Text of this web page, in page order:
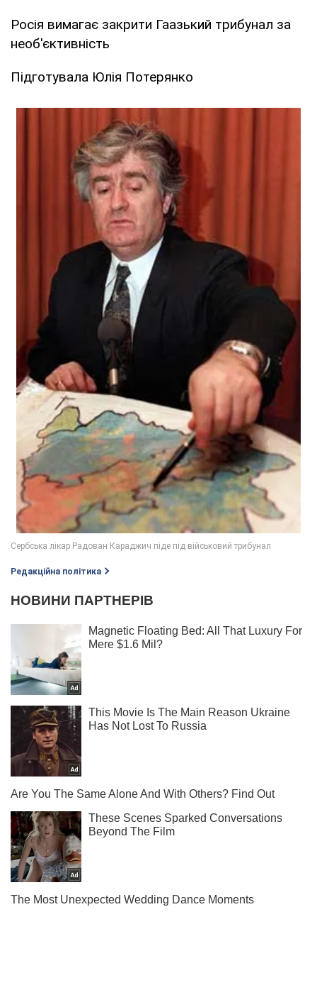
Росія вимагає закрити Гаазький трибунал за
необ'єктивність
Підготувала Юлія Потерянко
Редакційна політика